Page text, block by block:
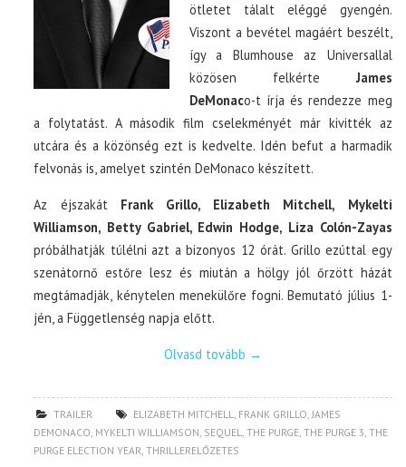
ötletet tálalt eléggé gyengén.
Viszont a bevétel magáért beszélt,
így a Blumhouse az Universallal
közösen felkérte James
DeMonaco-t írja és rendezze meg
a folytatást. A második film cselekményét már kivitték az
utcára és a közönség ezt is kedvelte. Idén befut a harmadik
felvonás is, amelyet szintén DeMonaco készített.
Az éjszakát Frank Grillo, Elizabeth Mitchell, Mykelti
Williamson, Betty Gabriel, Edwin Hodge, Liza Colón-Zayas
próbálhatják túlélni azt a bizonyos 12 órát. Grillo ezúttal egy
szenátornő estőre lesz és miután a hölgy jól őrzött házát
megtámadják, kénytelen menekülőre fogni. Bemutató július 1-
jén, a Függetlenség napja előtt.
Olvasd tovább →
TRAILER ELIZABETH MITCHELL, FRANK GRILLO,JAMES
DEMONACO, MYKELTI WILLIAMSON, SEQUEL,THE PURGE,THE PURGE 3,THE
PURGE ELECTION YEAR,THRILLERELŐZETES